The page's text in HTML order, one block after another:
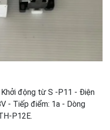
Khởi động từ S -P11 - Điện
- Tiếp điểm: 1a - Dòng
P12E.